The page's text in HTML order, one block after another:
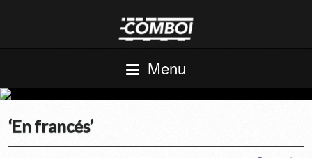
Menu
‘En francés’